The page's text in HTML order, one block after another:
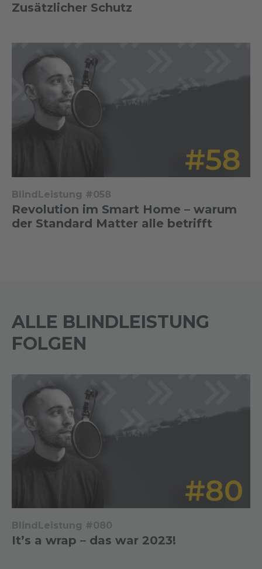
Zusätzlicher Schutz
BlindLeistung #058
Revolution im Smart Home – warum
der Standard Matter alle betrifft
ALLE BLINDLEISTUNG
FOLGEN
BlindLeistung #080
It’s a wrap – das war 2023!